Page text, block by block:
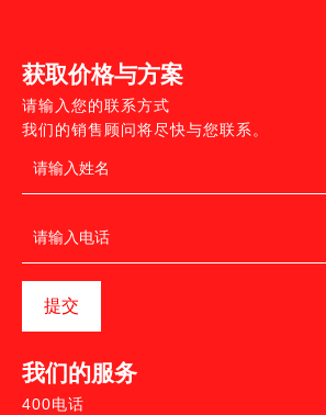
获取价格与方案
请输入您的联系方式
我们的销售顾问将尽快与您联系。
提交
我们的服务
400电话